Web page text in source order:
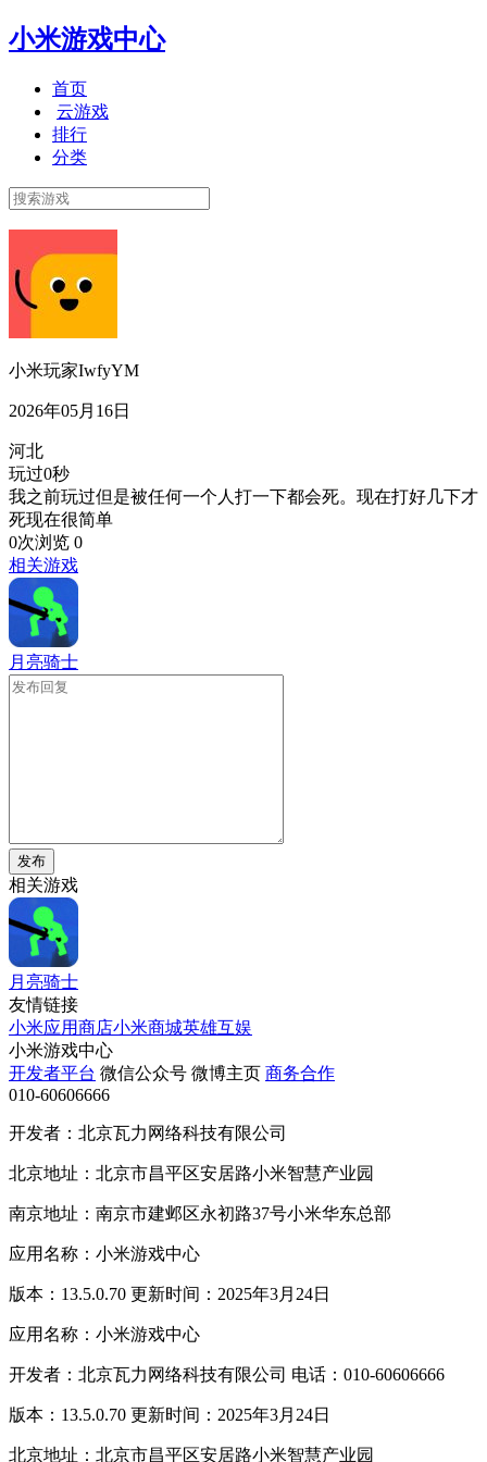
小米游戏中心
首页
云游戏
排行
分类
小米玩家IwfyYM
2026年05月16日
河北
玩过0秒
我之前玩过但是被任何一个人打一下都会死。现在打好几下才
死现在很简单
0次浏览 0
相关游戏
月亮骑士
发布
相关游戏
月亮骑士
友情链接
小米应用商店小米商城英雄互娱
小米游戏中心
开发者平台 微信公众号 微博主页 商务合作
010-60606666
开发者：北京瓦力网络科技有限公司
北京地址：北京市昌平区安居路小米智慧产业园
南京地址：南京市建邺区永初路37号小米华东总部
应用名称：小米游戏中心
版本：13.5.0.70 更新时间：2025年3月24日
应用名称：小米游戏中心
开发者：北京瓦力网络科技有限公司 电话：010-60606666
版本：13.5.0.70 更新时间：2025年3月24日
北京地址：北京市昌平区安居路小米智慧产业园